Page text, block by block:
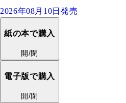
2026年08月10日発売
紙の本で購入
開/閉
電子版で購入
開/閉